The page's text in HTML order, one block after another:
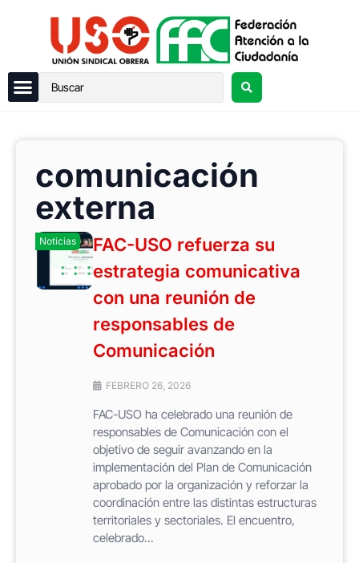
comunicación
externa
Noticias
FAC-USO refuerza su
estrategia comunicativa
con una reunión de
responsables de
Comunicación
FEBRERO 26, 2026
FAC-USO ha celebrado una reunión de
responsables de Comunicación con el
objetivo de seguir avanzando en la
implementación del Plan de Comunicación
aprobado por la organización y reforzar la
coordinación entre las distintas estructuras
territoriales y sectoriales. El encuentro,
celebrado...